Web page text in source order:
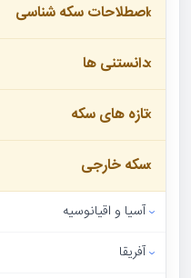
اصطلاحات سکه شناسی
دانستنی ها
تازه های سکه
سکه خارجی
آسیا و اقیانوسیه
آفریقا